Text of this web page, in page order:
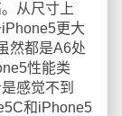
从尺寸上
更大
然都是A6处
性能类
感觉不到
和iPhone5